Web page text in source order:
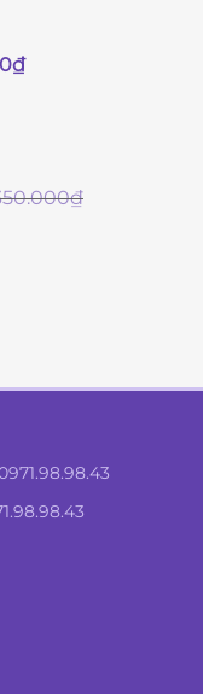
₫
₫